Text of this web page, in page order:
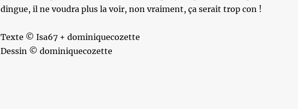
dingue, il ne voudra plus la voir, non vraiment, ça serait trop con !
Texte © Isa67 + dominiquecozette
Dessin © dominiquecozette